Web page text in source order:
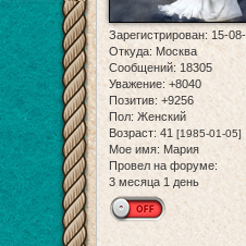
Зарегистрирован: 15-
Откуда: Москва
Сообщений: 18305
Уважение: +8040
Позитив: +9256
Пол: Женский
Возраст: 41 [1985-01-05]
Мое имя: Мария
Провел на форуме:
3 месяца 1 день